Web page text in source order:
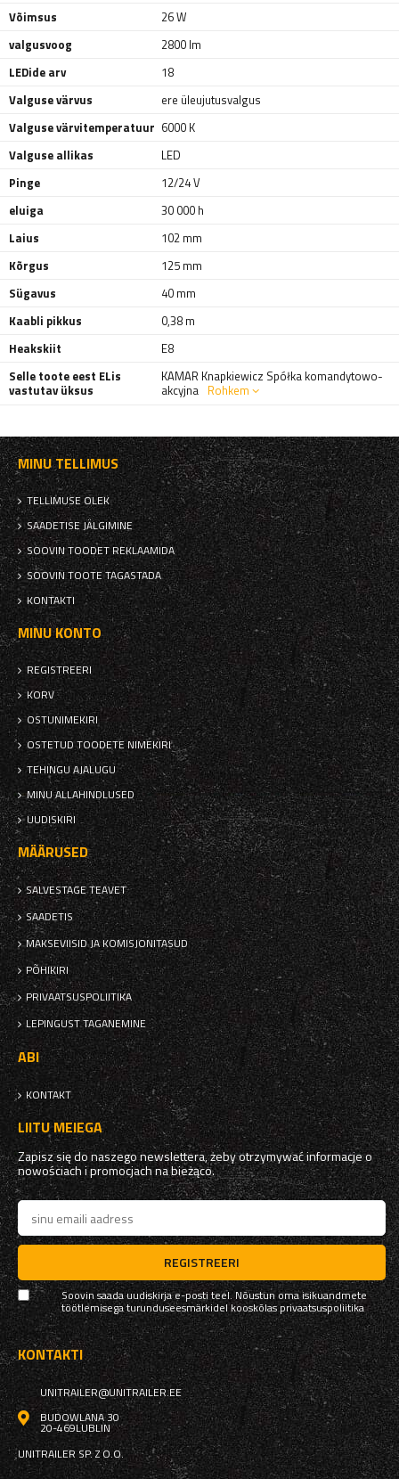
Võimsus
26 W
valgusvoog
2800 lm
LEDide arv
18
Valguse värvus
ere üleujutusvalgus
Valguse värvitemperatuur 6000 K
Valguse allikas
LED
Pinge
12/24 V
eluiga
30 000 h
Laius
102 mm
Kõrgus
125 mm
Sügavus
40 mm
Kaabli pikkus
0,38 m
Heakskiit
E8
Selle toote eest ELis
vastutav üksus
KAMAR Knapkiewicz Spółka komandytowo-
akcyjna Rohkem
MINU TELLIMUS
TELLIMUSE OLEK
SAADETISE JÄLGIMINE
SOOVIN TOODET REKLAAMIDA
SOOVIN TOOTE TAGASTADA
KONTAKTI
MINU KONTO
REGISTREERI
KORV
OSTUNIMEKIRI
OSTETUD TOODETE NIMEKIRI
TEHINGU AJALUGU
MINU ALLAHINDLUSED
UUDISKIRI
MÄÄRUSED
SALVESTAGE TEAVET
SAADETIS
MAKSEVIISID JA KOMISJONITASUD
PÕHIKIRI
PRIVAATSUSPOLIITIKA
LEPINGUST TAGANEMINE
ABI
KONTAKT
LIITU MEIEGA
Zapisz się do naszego newslettera, żeby otrzymywać informacje o
nowościach i promocjach na bieżąco.
REGISTREERI
Soovin saada uudiskirja e-posti teel. Nõustun oma isikuandmete
töötlemisega turunduseesmärkidel kooskõlasprivaatsuspoliitika
KONTAKTI
UNITRAILER@UNITRAILER.EE
BUDOWLANA 30
20-469LUBLIN
UNITRAILER SP. Z O.O.